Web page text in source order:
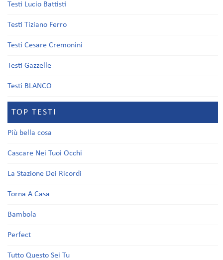
Testi Lucio Battisti
Testi Tiziano Ferro
Testi Cesare Cremonini
Testi Gazzelle
Testi BLANCO
TOP TESTI
Più bella cosa
Cascare Nei Tuoi Occhi
La Stazione Dei Ricordi
Torna A Casa
Bambola
Perfect
Tutto Questo Sei Tu